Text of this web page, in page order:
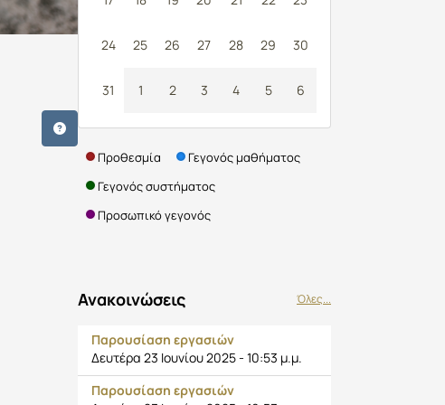
24 25 26 27 28 29 30
31 1 2 3 4 5 6
Προθεσμία
Γεγονός μαθήματος
Γεγονός συστήματος
Προσωπικό γεγονός
Ανακοινώσεις Όλες...
Παρουσίαση εργασιών
Δευτέρα 23 Ιουνίου 2025 - 10:53 μ.μ.
Παρουσίαση εργασιών